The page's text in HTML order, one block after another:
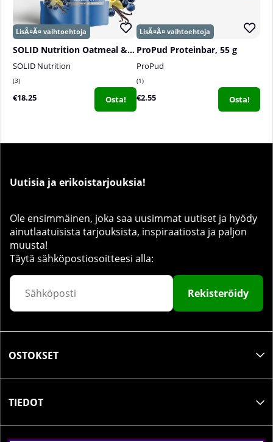
SOLID Nutrition Oatmeal & Protein Mix, 750 g
SOLID Nutrition
3
€18.25 Osta!
ProPud Proteinbar, 55 g
ProPud
1
€2.55 Osta!
Uutisia ja erikoistarjouksia!
Ole ensimmäinen, joka saa uusimmat uutiset ja hyödy
ainutlaatuisista tarjouksista, inspiraatiosta ja paljon
muusta!
Täytä sähköpostiosoitteesi alla:
Rekisteröidy
OSTOKSET
TIEDOT